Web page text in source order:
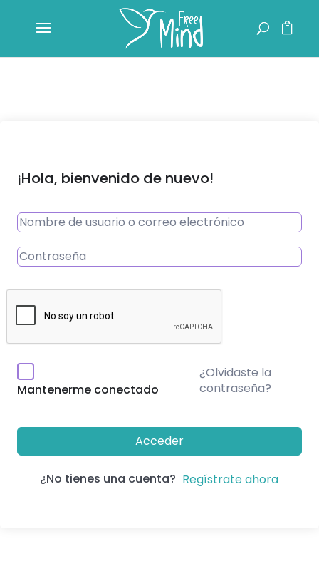
¡Hola, bienvenido de nuevo!
Mantenerme conectado
¿Olvidaste la
contraseña?
Acceder
¿No tienes una cuenta? Regístrate ahora